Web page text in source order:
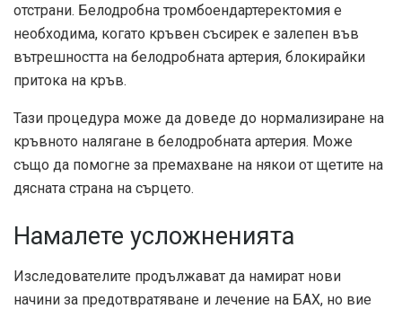
отстрани. Белодробна тромбоендартеректомия е
необходима, когато кръвен съсирек е залепен във
вътрешността на белодробната артерия, блокирайки
притока на кръв.
Тази процедура може да доведе до нормализиране на
кръвното налягане в белодробната артерия. Може
също да помогне за премахване на някои от щетите на
дясната страна на сърцето.
Намалете усложненията
Изследователите продължават да намират нови
начини за предотвратяване и лечение на БАХ, но вие